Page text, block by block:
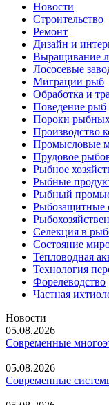
Новости
Строительство
Ремонт
Дизайн и
Выращивание
Лососевые
Миграции рыб
Обработка и
Поведение рыб
Пороки
Производство
Промысловые
Прудовое
Рыбное
Рыбные
Рыбный
Рыбозащитные
Селекция в
Состояние
Тепловодная
Технология
Форелеводство
Частная
Новости
05.08.2026
Современные
05.08.2026
Современные